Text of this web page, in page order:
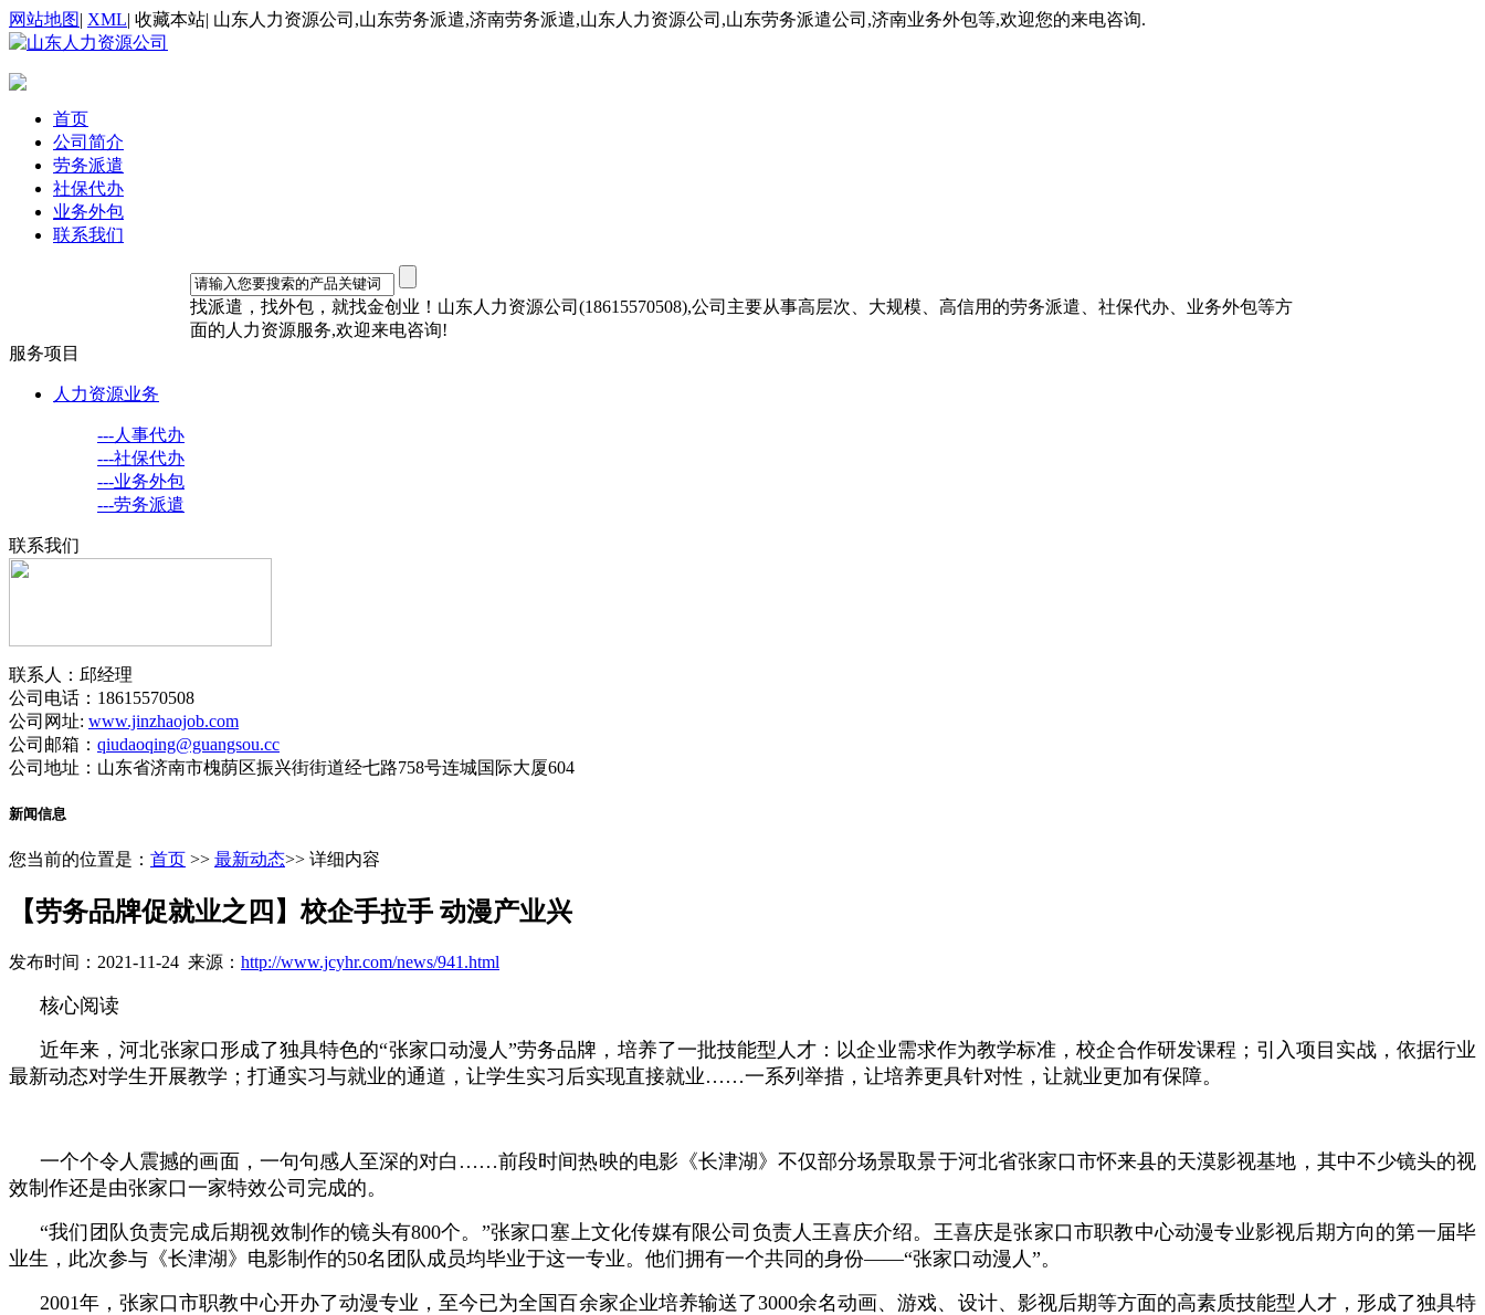
网站地图| XML| 收藏本站| 山东人力资源公司,山东劳务派遣,济南劳务派遣,山东人力资源公司,山东劳务派遣公司,济南业务外包等,欢迎您的来电咨询.
首页
公司简介
劳务派遣
社保代办
业务外包
联系我们
找派遣，找外包，就找金创业！山东人力资源公司(18615570508),公司主要从事高层次、大规模、高信用的劳务派遣、社保代办、业务外包等方
面的人力资源服务,欢迎来电咨询!
服务项目
人力资源业务
---人事代办
---社保代办
---业务外包
---劳务派遣
联系我们
联系人：邱经理
公司电话：18615570508
公司网址: www.jinzhaojob.com
公司邮箱： qiudaoqing@guangsou.cc
公司地址：山东省济南市槐荫区振兴街街道经七路758号连城国际大厦604
新闻信息
您当前的位置是： 首页 >> 最新动态>> 详细内容
【劳务品牌促就业之四】校企手拉手 动漫产业兴
发布时间：2021-11-24 来源： http://www.jcyhr.com/news/941.html
核心阅读
近年来，河北张家口形成了独具特色的“张家口动漫人”劳务品牌，培养了一批技能型人才：以企业需求作为教学标准，校企合作研发课程；引入项目实战，依据行业
最新动态对学生开展教学；打通实习与就业的通道，让学生实习后实现直接就业……一系列举措，让培养更具针对性，让就业更加有保障。
一个个令人震撼的画面，一句句感人至深的对白……前段时间热映的电影《长津湖》不仅部分场景取景于河北省张家口市怀来县的天漠影视基地，其中不少镜头的视
效制作还是由张家口一家特效公司完成的。
“我们团队负责完成后期视效制作的镜头有800个。”张家口塞上文化传媒有限公司负责人王喜庆介绍。王喜庆是张家口市职教中心动漫专业影视后期方向的第一届毕
业生，此次参与《长津湖》电影制作的50名团队成员均毕业于这一专业。他们拥有一个共同的身份——“张家口动漫人”。
2001年，张家口市职教中心开办了动漫专业，至今已为全国百余家企业培养输送了3000余名动画、游戏、设计、影视后期等方面的高素质技能型人才，形成了独具特